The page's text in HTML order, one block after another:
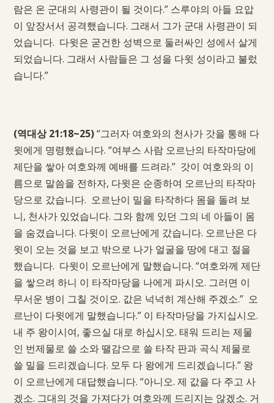
람은 온 군대의 사령관이 될 것이다.” 스루야의 아들 요압
이 앞장서서 공격했습니다. 그래서 그가 군대 사령관이 되
었습니다. 다윗은 굳건한 성벽으로 둘러싸인 성에서 살게
되었습니다. 그래서 사람들은 그 성을 다윗 성이라고 불렀
습니다.”
(역대상 21:18~25)“그러자 여호와의 천사가 갓을 통해 다
윗에게 명령했습니다. “여부스 사람 오르난의 타작마당에
제단을 쌓아 여호와께 예배를 드려라.” 갓이 여호와의 이
름으로 말씀을 전하자, 다윗은 순종하여 오르난의 타작마
당으로 갔습니다. 오르난이 밀을 타작하다 몸을 돌려 보
니, 천사가 있었습니다. 그와 함께 있던 그의 네 아들이 몸
을 숨겼습니다. 다윗이 오르난에게 갔습니다. 오르난은 다
윗이 오는 것을 보고 밖으로 나가 얼굴을 땅에 대고 절을
했습니다. 다윗이 오르난에게 말했습니다. “여호와께 제단
을 쌓으려 하니 이 타작마당을 나에게 파시오. 그러면 이
무서운 병이 그칠 것이오. 값은 넉넉히 계산해 주겠소.” 오
르난이 다윗에게 말했습니다.” 이 타작마당을 가지십시오.
내 주 왕이시여, 좋으실 대로 하십시오. 태워 드리는 제물
인 번제물로 쓸 소와 땔감으로 쓸 타작 판과 곡식 제물로
쓸 밀을 드리겠습니다. 모두 다 왕에게 드리겠습니다.” 왕
이 오르난에게 대답했습니다. “아니오. 제 값을 다 주고 사
겠소. 그대의 것을 가져다가 여호와께 드리지는 않겠소. 거